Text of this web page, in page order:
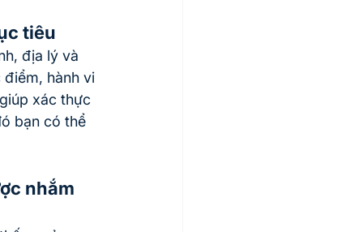
tiêu
địa lý và
hành vi
xác thực
bạn có thể
nhắm